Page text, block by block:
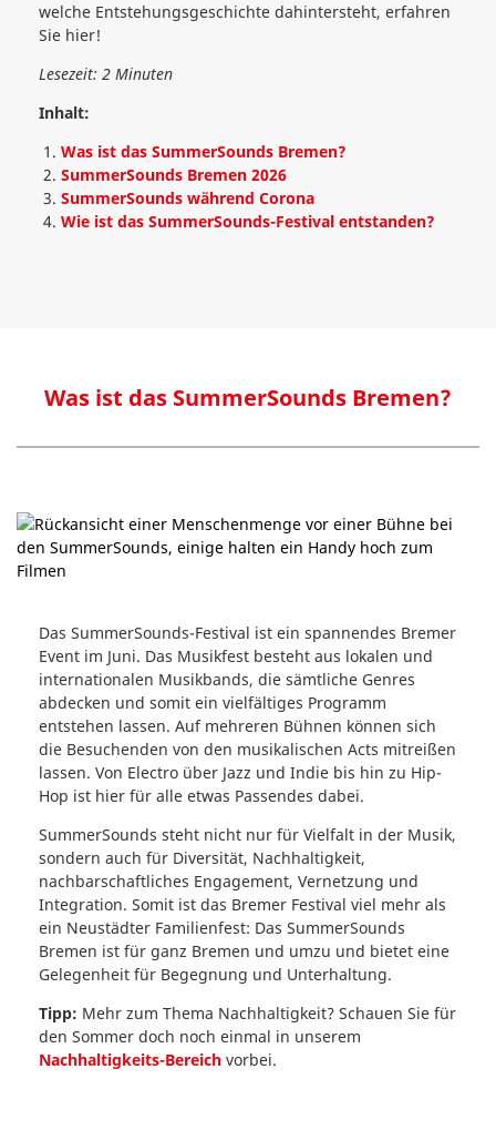
welche Entstehungsgeschichte dahintersteht, erfahren
Sie hier!
Lesezeit: 2 Minuten
Inhalt:
Was ist das SummerSounds Bremen?
SummerSounds Bremen 2026
SummerSounds während Corona
Wie ist das SummerSounds-Festival entstanden?
Was ist das SummerSounds Bremen?
Das SummerSounds-Festival ist ein spannendes Bremer
Event im Juni. Das Musikfest besteht aus lokalen und
internationalen Musikbands, die sämtliche Genres
abdecken und somit ein vielfältiges Programm
entstehen lassen. Auf mehreren Bühnen können sich
die Besuchenden von den musikalischen Acts mitreißen
lassen. Von Electro über Jazz und Indie bis hin zu Hip-
Hop ist hier für alle etwas Passendes dabei.
SummerSounds steht nicht nur für Vielfalt in der Musik,
sondern auch für Diversität, Nachhaltigkeit,
nachbarschaftliches Engagement, Vernetzung und
Integration. Somit ist das Bremer Festival viel mehr als
ein Neustädter Familienfest: Das SummerSounds
Bremen ist für ganz Bremen und umzu und bietet eine
Gelegenheit für Begegnung und Unterhaltung.
Tipp: Mehr zum Thema Nachhaltigkeit? Schauen Sie für
den Sommer doch noch einmal in unserem
Nachhaltigkeits-Bereich vorbei.